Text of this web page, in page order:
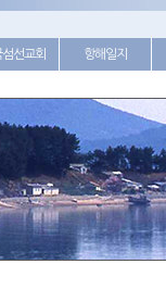
섬선교회 항해일지